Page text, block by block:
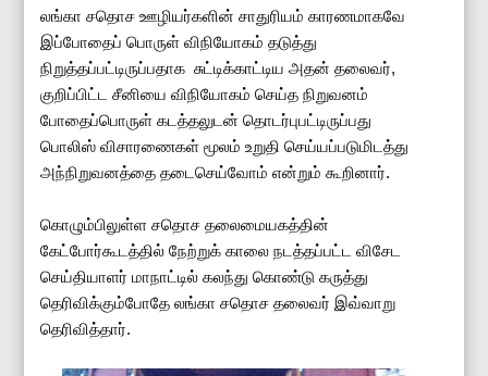
லங்கா சதொச ஊழியர்களின் சாதுரியம் காரணமாகவே
இப்போதைப் பொருள் விநியோகம் தடுத்து
நிறுத்தப்பட்டிருப்பதாக சுட்டிக்காட்டிய அதன் தலைவர்,
குறிப்பிட்ட சீனியை விநியோகம் செய்த நிறுவனம்
போதைப்பொருள் கடத்தலுடன் தொடர்புபட்டிருப்பது
பொலிஸ் விசாரணைகள் மூலம் உறுதி செய்யப்படுமிடத்து
அந்நிறுவனத்தை தடைசெய்வோம் என்றும் கூறினார்.
கொழும்பிலுள்ள சதொச தலைமையகத்தின்
கேட்போர்கூடத்தில் நேற்றுக் காலை நடத்தப்பட்ட விசேட
செய்தியாளர் மாநாட்டில் கலந்து கொண்டு கருத்து
தெரிவிக்கும்போதே லங்கா சதொச தலைவர் இவ்வாறு
தெரிவித்தார்.